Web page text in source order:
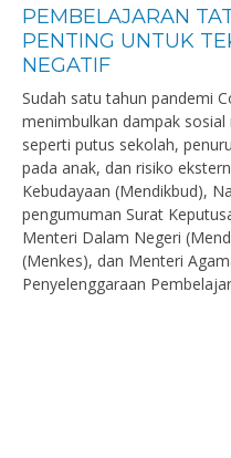
PEMBELAJARAN
PENTING UNTUK
NEGATIF
Sudah satu tahun pandemi
menimbulkan dampak
seperti putus sekolah,
pada anak, dan risiko
Kebudayaan (Mendikbud),
pengumuman Surat
Menteri Dalam Negeri
(Menkes), dan Menteri
Penyelenggaraan